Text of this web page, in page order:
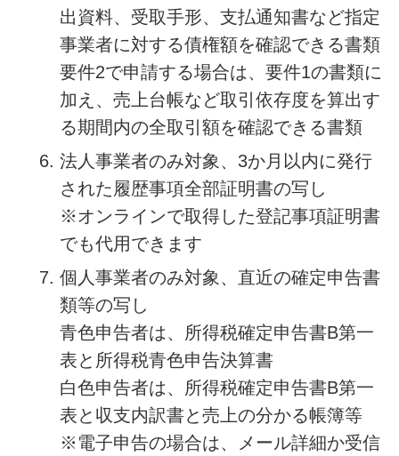
出資料、受取手形、支払通知書など指定
事業者に対する債権額を確認できる書類
要件2で申請する場合は、要件1の書類に
加え、売上台帳など取引依存度を算出す
る期間内の全取引額を確認できる書類
法人事業者のみ対象、3か月以内に発行
された履歴事項全部証明書の写し
※オンラインで取得した登記事項証明書
でも代用できます
個人事業者のみ対象、直近の確定申告書
類等の写し
青色申告者は、所得税確定申告書B第一
表と所得税青色申告決算書
白色申告者は、所得税確定申告書B第一
表と収支内訳書と売上の分かる帳簿等
※電子申告の場合は、メール詳細か受信